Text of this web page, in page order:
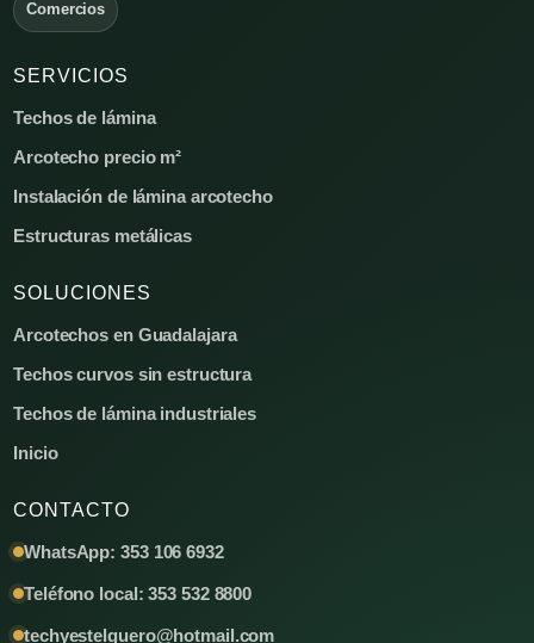
Comercios
SERVICIOS
Techos de lámina
Arcotecho precio m²
Instalación de lámina arcotecho
Estructuras metálicas
SOLUCIONES
Arcotechos en Guadalajara
Techos curvos sin estructura
Techos de lámina industriales
Inicio
CONTACTO
WhatsApp: 353 106 6932
Teléfono local: 353 532 8800
techyestelguero@hotmail.com